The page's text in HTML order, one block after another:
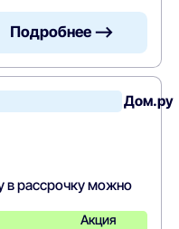
Подробнее —>
Дом.ру
в рассрочку можно
Акция